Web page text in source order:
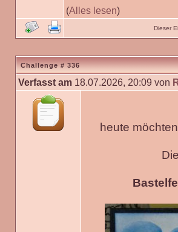
(Alles lesen)
Dieser
Challenge # 336
Verfasst am 18.07.2026, 20:09 von
heute